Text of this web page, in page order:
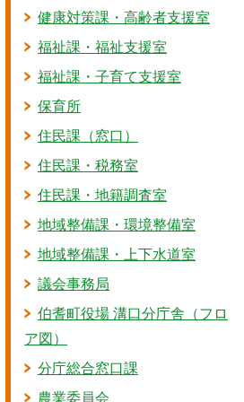
健康対策課・高齢者支援室
福祉課・福祉支援室
福祉課・子育て支援室
保育所
住民課（窓口）
住民課・税務室
住民課・地籍調査室
地域整備課・環境整備室
地域整備課・上下水道室
議会事務局
伯耆町役場 溝口分庁舎（フロ
ア図）
分庁総合窓口課
農業委員会